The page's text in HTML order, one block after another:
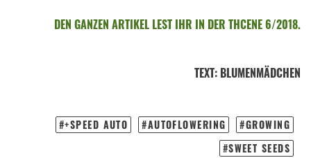
DEN GANZEN ARTIKEL LEST IHR IN DER THCENE 6/2018.
TEXT: BLUMENMÄDCHEN
+SPEED AUTO AUTOFLOWERING
GROWING
SWEET SEEDS